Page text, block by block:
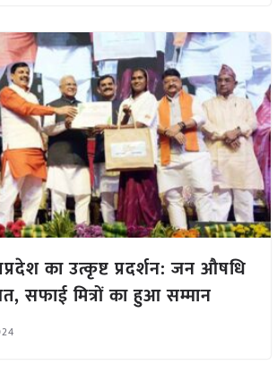
का उत्कृष्ट प्रदर्शन: जन औषधि
सफाई मित्रों का हुआ सम्मान